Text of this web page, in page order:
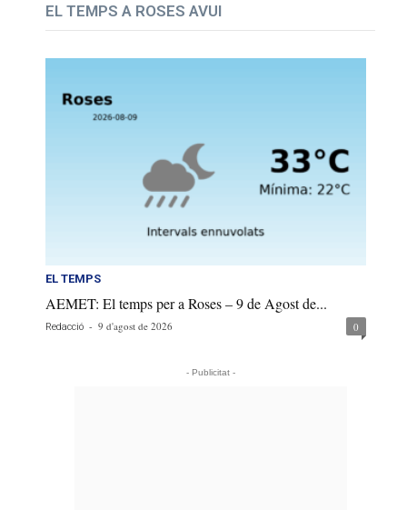
EL TEMPS A ROSES AVUI
EL TEMPS
AEMET: El temps per a Roses – 9 de Agost de...
Redacció - 9 d'agost de 2026 0
- Publicitat -